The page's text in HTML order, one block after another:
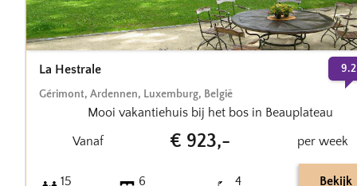
La Hestrale
Gérimont, Ardennen, Luxemburg, België
9.2
Mooi vakantiehuis bij het bos in Beauplateau
Vanaf
€ 923,- per week
15
6
4
Bekijk